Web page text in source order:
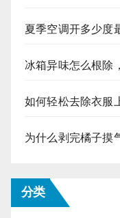
夏季空调开多少度
冰箱异味怎么根除
如何轻松去除衣服
为什么剥完橘子摸
分类